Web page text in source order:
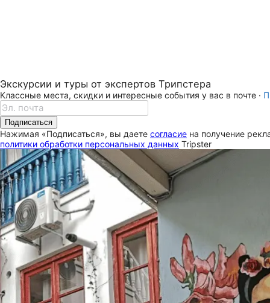
Экскурсии и туры от экспертов Трипстера
Классные места, скидки и интересные события у вас в почте ·
Подписаться
Нажимая «Подписаться», вы даете согласие на получение
политики обработки персональных данных Tripster